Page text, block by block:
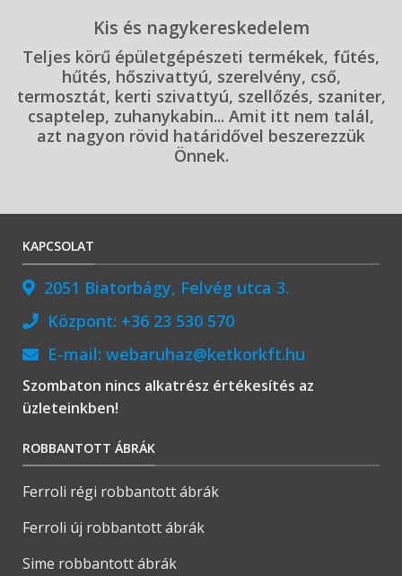
Kis és nagykereskedelem
Teljes körű épületgépészeti termékek, fűtés,
hűtés, hőszivattyú, szerelvény, cső,
termosztát, kerti szivattyú, szellőzés, szaniter,
csaptelep, zuhanykabin... Amit itt nem talál,
azt nagyon rövid határidővel beszerezzük
Önnek.
KAPCSOLAT
2051 Biatorbágy, Felvég utca 3.
Központ: +36 23 530 570
E-mail: webaruhaz@ketkorkft.hu
Szombaton nincs alkatrész értékesítés az
üzleteinkben!
ROBBANTOTT ÁBRÁK
Ferroli régi robbantott ábrák
Ferroli új robbantott ábrák
Sime robbantott ábrák